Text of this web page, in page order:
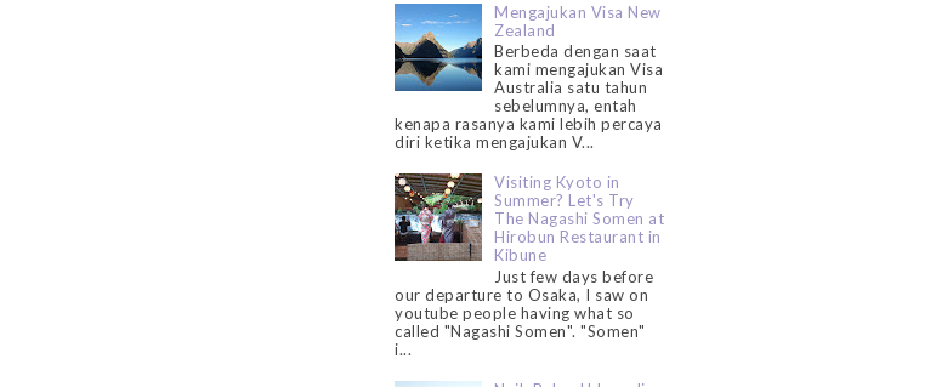
Mengajukan Visa New
Zealand
Berbeda dengan saat
kami mengajukan Visa
Australia satu tahun
sebelumnya, entah
kenapa rasanya kami lebih percaya
diri ketika mengajukan V...
Visiting Kyoto in
Summer? Let's Try
The Nagashi Somen at
Hirobun Restaurant in
Kibune
Just few days before
our departure to Osaka, I saw on
youtube people having what so
called "Nagashi Somen". "Somen"
i...